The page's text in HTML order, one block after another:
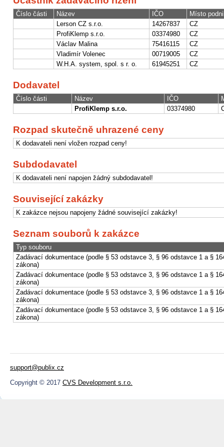
Číslo části Název IČO
Místo
Lerson CZ s.r.o.
14267837
CZ
ProfiKlemp s.r.o.
03374980
CZ
Václav Malina
75416115
CZ
Vladimír Volenec
00719005
CZ
W.H.A. system, spol. s r. o.
61945251 CZ
Dodavatel
Číslo části Název IČO
ProfiKlemp s.r.o.
03374980
Rozpad skutečně uhrazené ceny
K dodavateli není vložen rozpad ceny!
Subdodavatel
K dodavateli není napojen žádný subdodavatel!
Související zakázky
K zakázce nejsou napojeny žádné související zakázky!
Seznam souborů k zakázce
Typ souboru
Zadávací dokumentace (podle § 53 odstavce 3, § 96 odstavce 1 a §
zákona)
Zadávací dokumentace (podle § 53 odstavce 3, § 96 odstavce 1 a §
zákona)
Zadávací dokumentace (podle § 53 odstavce 3, § 96 odstavce 1 a §
zákona)
Zadávací dokumentace (podle § 53 odstavce 3, § 96 odstavce 1 a §
zákona)
support@publix.cz
Copyright © 2017 CVS Development s.r.o.